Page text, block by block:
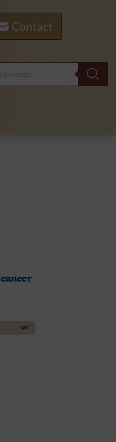
Contact
cancer